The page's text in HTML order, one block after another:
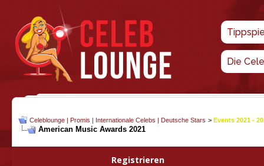
Die
Celeblounge | Promis | Internationale Celebs | Deutsche Stars > Events 2021 -
American Music Awards 2021
Registrieren